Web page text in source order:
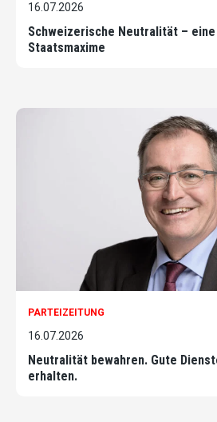
16.07.2026
Schweizerische Neutralität –
Staatsmaxime
PARTEIZEITUNG
16.07.2026
Neutralität bewahren. Gute
erhalten.